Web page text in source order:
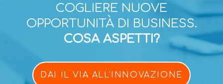
COGLIERE NUOVE
OPPORTUNITÀ DI BUSINESS.
COSA ASPETTI?
DAI IL VIA ALL'INNOVAZIONE